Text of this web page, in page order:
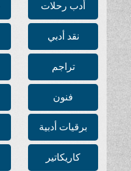
أدب رحلات
نقد أدبي
تراجم
فنون
برقيات أدبية
كاريكاتير